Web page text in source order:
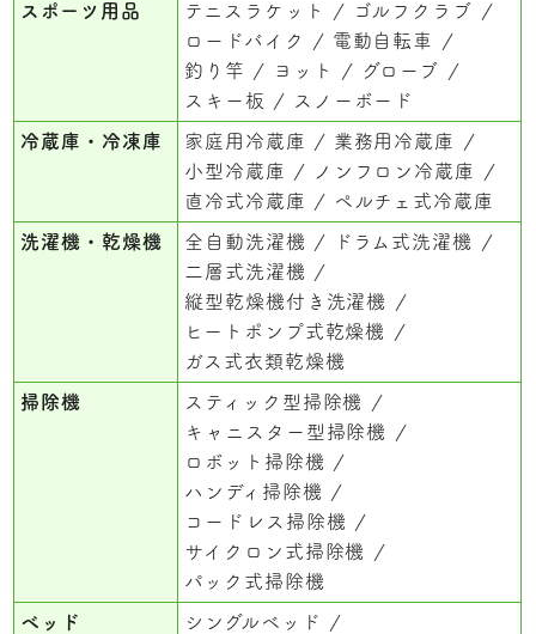
スポーツ用品 テニスラケット
ゴルフクラブ
ロードバイク
電動自転車
釣り竿
ヨット
グローブ
スキー板
スノーボード
冷蔵庫・冷凍庫 家庭用冷蔵庫
業務用冷蔵庫
小型冷蔵庫
ノンフロン冷蔵庫
直冷式冷蔵庫
ペルチェ式冷蔵庫
洗濯機・乾燥機 全自動洗濯機
ドラム式洗濯機
二層式洗濯機
縦型乾燥機付き洗濯機
ヒートポンプ式乾燥機
ガス式衣類乾燥機
掃除機
スティック型掃除機
キャニスター型掃除機
ロボット掃除機
ハンディ掃除機
コードレス掃除機
サイクロン式掃除機
パック式掃除機
ベッド
シングルベッド